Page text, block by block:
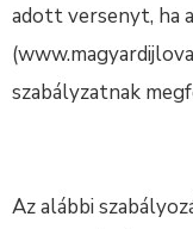
adott versenyt, ha
szabályzatnak
Az alábbi